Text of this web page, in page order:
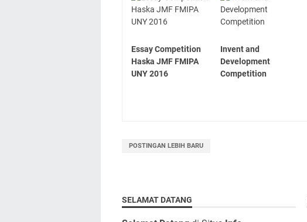
Essay Competition
Haska JMF FMIPA
UNY 2016
Invent and
Development
Competition
POSTINGAN LEBIH BARU
SELAMAT DATANG